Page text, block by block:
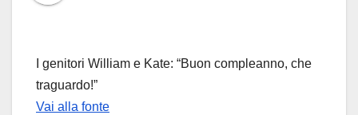
I genitori William e Kate: “Buon compleanno, che
traguardo!”
Vai alla fonte